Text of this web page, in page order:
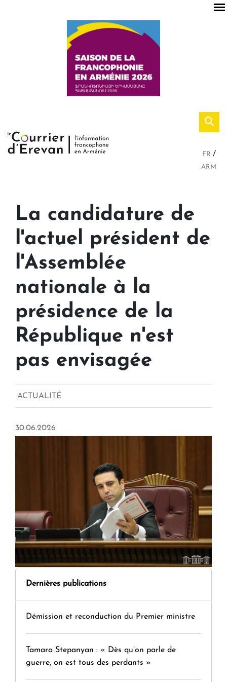
FR
ARM
La candidature de
l'actuel président de
l'Assemblée
nationale à la
présidence de la
République n'est
pas envisagée
ACTUALITÉ
30.06.2026
Dernières publications
Démission et reconduction du Premier ministre
Tamara Stepanyan : « Dès qu’on parle de
guerre, on est tous des perdants »